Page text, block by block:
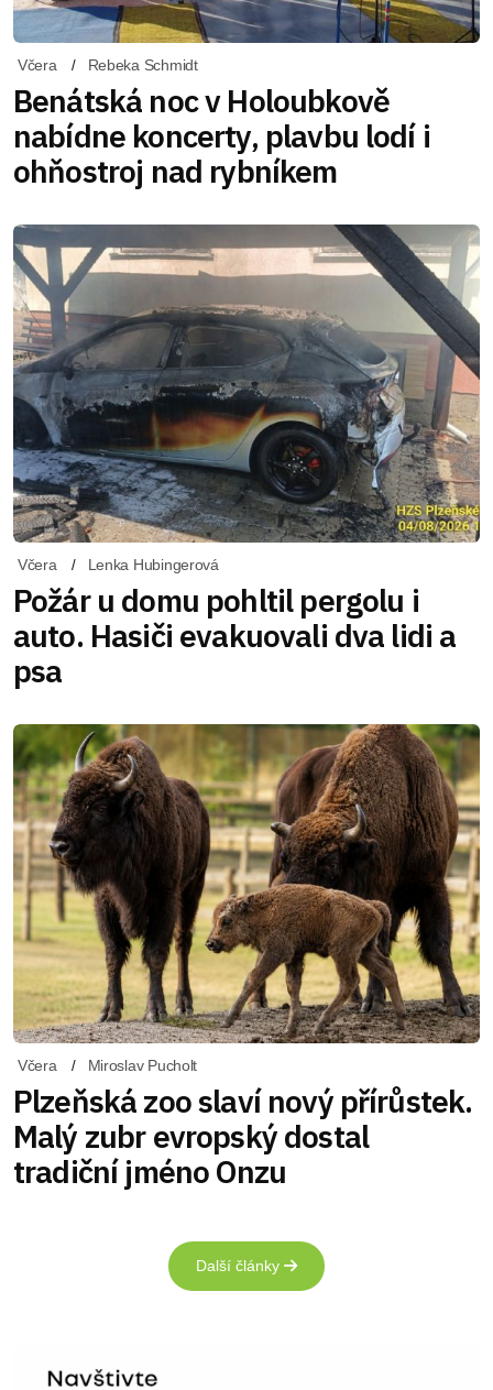
Včera Rebeka Schmidt
Benátská noc v Holoubkově
nabídne koncerty, plavbu lodí i
ohňostroj nad rybníkem
Včera Lenka Hubingerová
Požár u domu pohltil pergolu i
auto. Hasiči evakuovali dva lidi a
psa
Včera Miroslav Pucholt
Plzeňská zoo slaví nový přírůstek.
Malý zubr evropský dostal
tradiční jméno Onzu
Další články